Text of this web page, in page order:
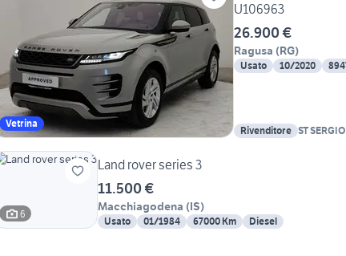
Vetrina
U106963
26.900 €
Ragusa (RG)
Usato 10/2020
Rivenditore ST
6
Land rover series 3
11.500 €
Macchiagodena (IS)
Usato 01/1984 67000 Km Diesel